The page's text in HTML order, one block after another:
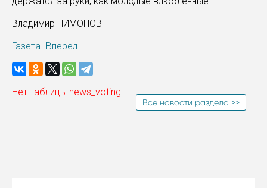
Владимир ПИМОНОВ
Газета "Вперед"
Нет таблицы news_voting
Все новости раздела >>